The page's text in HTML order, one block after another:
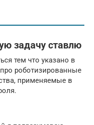
задачу ставлю
тем что указано в
роботизированные
применяемые в